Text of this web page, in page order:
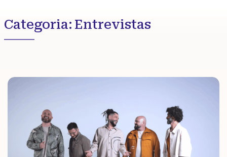
Categoria: Entrevistas